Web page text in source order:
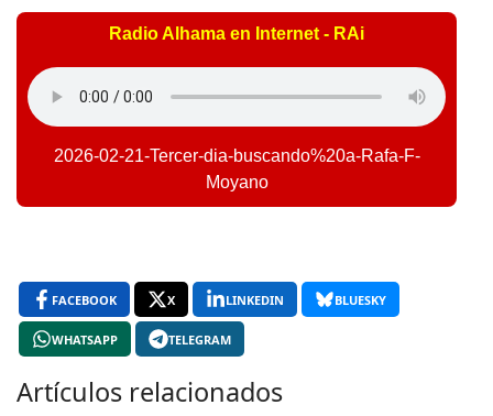
Radio Alhama en Internet - RAi
2026-02-21-Tercer-dia-buscando%20a-Rafa-F-
Moyano
FACEBOOK X LINKEDIN BLUESKY
WHATSAPP TELEGRAM
Artículos relacionados